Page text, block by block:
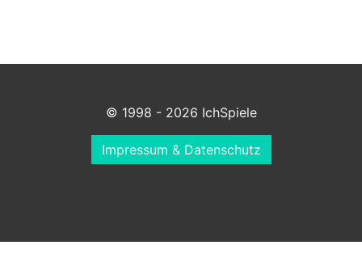
© 1998 - 2026 IchSpiele
Impressum & Datenschutz